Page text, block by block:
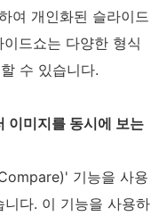
여 개인화된 슬라이드
드쇼는 다양한 형식
수 있습니다.
이미지를 동시에 보는
기능을 사용
다. 이 기능을 사용하